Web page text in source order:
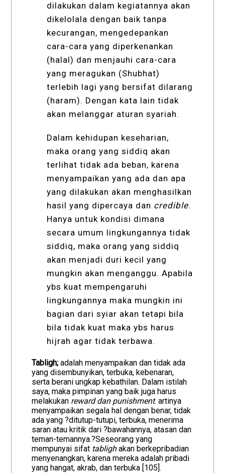
dilakukan dalam kegiatannya akan
dikelolala dengan baik tanpa
kecurangan, mengedepankan
cara-cara yang diperkenankan
(halal) dan menjauhi cara-cara
yang meragukan (Shubhat)
terlebih lagi yang bersifat dilarang
(haram). Dengan kata lain tidak
akan melanggar aturan syariah.
Dalam kehidupan keseharian,
maka orang yang siddiq akan
terlihat tidak ada beban, karena
menyampaikan yang ada dan apa
yang dilakukan akan menghasilkan
hasil yang dipercaya dan credible.
Hanya untuk kondisi dimana
secara umum lingkungannya tidak
siddiq, maka orang yang siddiq
akan menjadi duri kecil yang
mungkin akan menganggu. Apabila
ybs kuat mempengaruhi
lingkungannya maka mungkin ini
bagian dari syiar akan tetapi bila
bila tidak kuat maka ybs harus
hijrah agar tidak terbawa.
Tabligh; adalah menyampaikan dan tidak ada
yang disembunyikan, terbuka, kebenaran,
serta berani ungkap kebathilan. Dalam istilah
saya, maka pimpinan yang baik juga harus
melakukan reward dan punishment. artinya
menyampaikan segala hal dengan benar, tidak
ada yang ?ditutup-tutupi, terbuka, menerima
saran atau kritik dari ?bawahannya, atasan dan
teman-temannya.?Seseorang yang
mempunyai sifat tablighakan berkepribadian
menyenangkan, karena mereka adalah pribadi
yang hangat, akrab, dan terbuka [105].